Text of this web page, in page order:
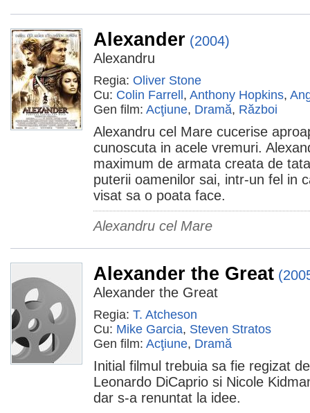
Alexander (2004)
Alexandru
Regia: Oliver Stone
Cu: Colin Farrell , Anthony Hopkins,
Gen film: Acţiune, Dramă, Război
Alexandru cel Mare cucerise
cunoscuta in acele vremuri.
maximum de armata creata de
puterii oamenilor sai, intr-un fel in
visat sa o poata face.
Alexandru cel Mare
Alexander the Great
Alexander the Great
Regia: T. Atcheson
Cu: Mike Garcia, Steven Stratos
Gen film: Acţiune, Dramă
Initial filmul trebuia sa fie regizat
Leonardo DiCaprio si Nicole
dar s-a renuntat la idee.